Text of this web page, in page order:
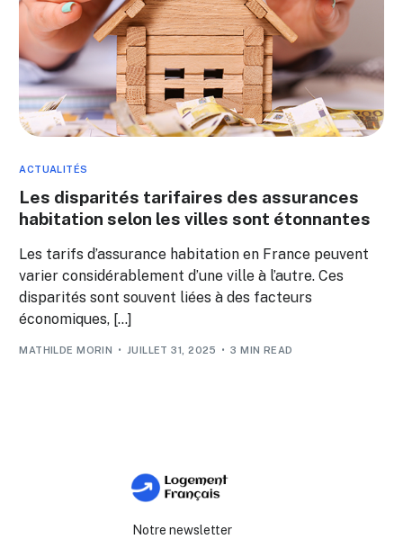
ACTUALITÉS
Les disparités tarifaires des assurances
habitation selon les villes sont étonnantes
Les tarifs d’assurance habitation en France peuvent
varier considérablement d’une ville à l’autre. Ces
disparités sont souvent liées à des facteurs
économiques, […]
MATHILDE MORIN JUILLET 31, 2025 3 MIN READ
Notre newsletter